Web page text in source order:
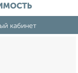
кабинет